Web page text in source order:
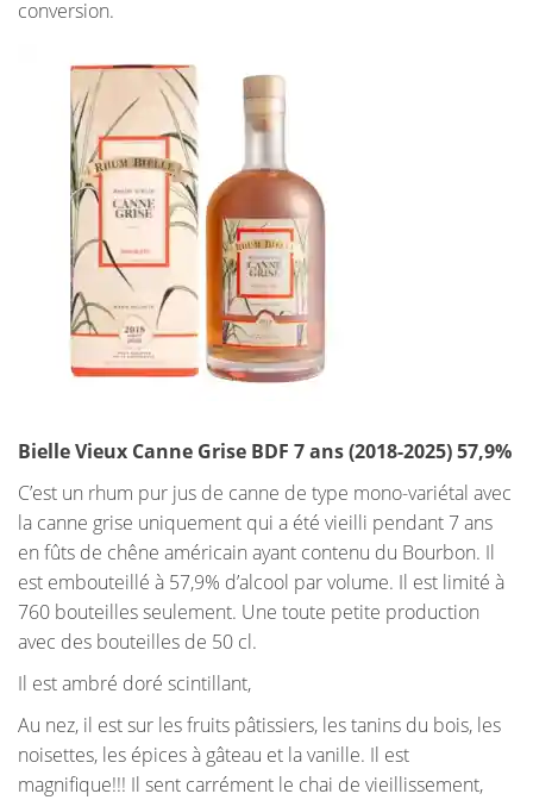
conversion.
Bielle Vieux Canne Grise BDF 7 ans (2018-2025) 57,9%
C’est un rhum pur jus de canne de type mono-variétal avec
la canne grise uniquement qui a été vieilli pendant 7 ans
en fûts de chêne américain ayant contenu du Bourbon. Il
est embouteillé à 57,9% d’alcool par volume. Il est limité à
760 bouteilles seulement. Une toute petite production
avec des bouteilles de 50 cl.
Il est ambré doré scintillant,
Au nez, il est sur les fruits pâtissiers, les tanins du bois, les
noisettes, les épices à gâteau et la vanille. Il est
magnifique!!! Il sent carrément le chai de vieillissement,